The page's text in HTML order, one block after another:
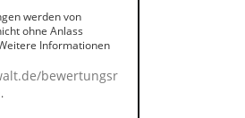
werden von
ohne Anlass
Informationen
bewertungsr
.